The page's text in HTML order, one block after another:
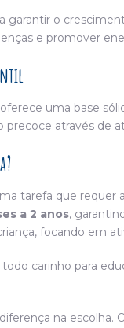
o
e promover
uma base
através de
tarefa que requer
a 2 anos,
focando em
carinho para
na escolha.